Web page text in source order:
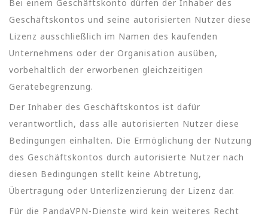
Bei einem Geschäftskonto dürfen der Inhaber des
Geschäftskontos und seine autorisierten Nutzer diese
Lizenz ausschließlich im Namen des kaufenden
Unternehmens oder der Organisation ausüben,
vorbehaltlich der erworbenen gleichzeitigen
Gerätebegrenzung.
Der Inhaber des Geschäftskontos ist dafür
verantwortlich, dass alle autorisierten Nutzer diese
Bedingungen einhalten. Die Ermöglichung der Nutzung
des Geschäftskontos durch autorisierte Nutzer nach
diesen Bedingungen stellt keine Abtretung,
Übertragung oder Unterlizenzierung der Lizenz dar.
Für die PandaVPN-Dienste wird kein weiteres Recht